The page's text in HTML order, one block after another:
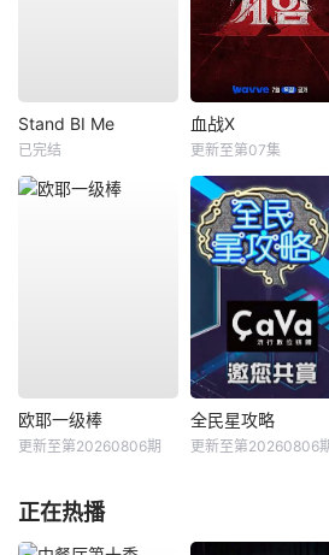
Stand BI Me
已完结
血战X
更新至第07集
欧耶一级棒
更新至第20260806期
全民星攻略
更新至第20260806
正在热播